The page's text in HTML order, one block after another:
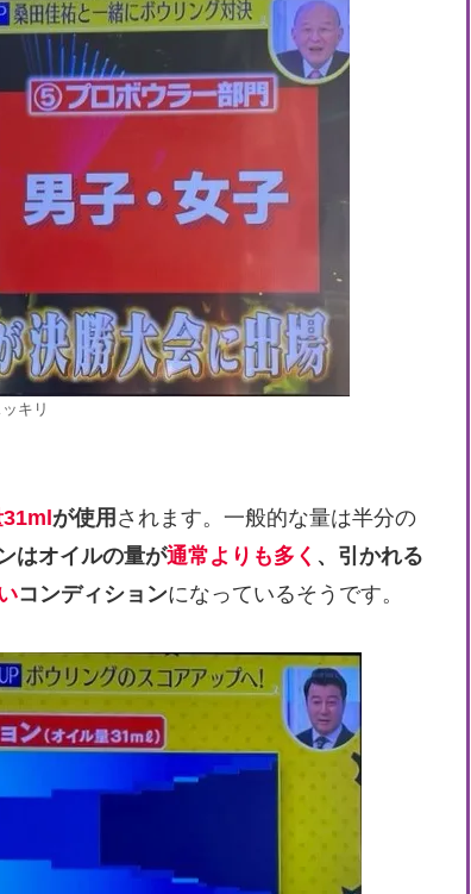
キリ
が使用 されます。一般的な量は半分の
はオイルの量が通常よりも多く 、引かれる
コンディションになっているそうです。